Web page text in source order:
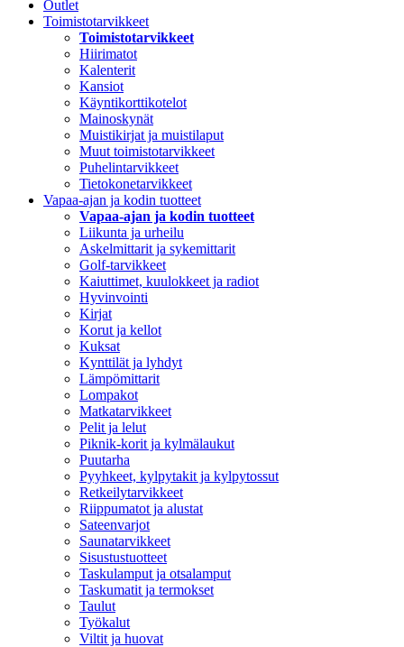
Outlet
Toimistotarvikkeet
Toimistotarvikkeet
Hiirimatot
Kalenterit
Kansiot
Käyntikorttikotelot
Mainoskynät
Muistikirjat ja muistilaput
Muut toimistotarvikkeet
Puhelintarvikkeet
Tietokonetarvikkeet
Vapaa-ajan ja kodin tuotteet
Vapaa-ajan ja kodin tuotteet
Liikunta ja urheilu
Askelmittarit ja sykemittarit
Golf-tarvikkeet
Kaiuttimet, kuulokkeet ja radiot
Hyvinvointi
Kirjat
Korut ja kellot
Kuksat
Kynttilät ja lyhdyt
Lämpömittarit
Lompakot
Matkatarvikkeet
Pelit ja lelut
Piknik-korit ja kylmälaukut
Puutarha
Pyyhkeet, kylpytakit ja kylpytossut
Retkeilytarvikkeet
Riippumatot ja alustat
Sateenvarjot
Saunatarvikkeet
Sisustustuotteet
Taskulamput ja otsalamput
Taskumatit ja termokset
Taulut
Työkalut
Viltit ja huovat